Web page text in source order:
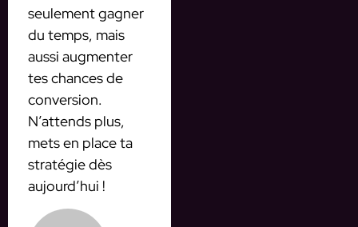
seulement gagner
du temps, mais
aussi augmenter
tes chances de
conversion.
N’attends plus,
mets en place ta
stratégie dès
aujourd’hui !